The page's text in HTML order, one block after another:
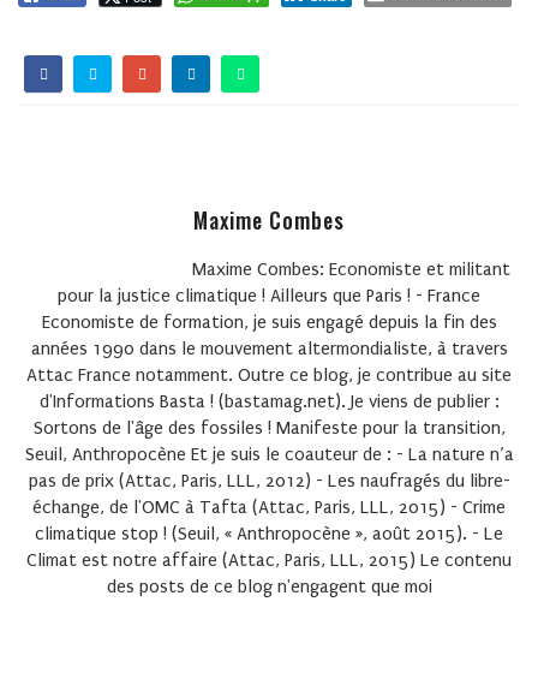
Maxime Combes
Maxime Combes: Economiste et militant
pour la justice climatique ! Ailleurs que Paris ! - France
Economiste de formation, je suis engagé depuis la fin des
années 1990 dans le mouvement altermondialiste, à travers
Attac France notamment. Outre ce blog, je contribue au site
d'Informations Basta ! (bastamag.net). Je viens de publier :
Sortons de l'âge des fossiles ! Manifeste pour la transition,
Seuil, Anthropocène Et je suis le coauteur de : - La nature n’a
pas de prix (Attac, Paris, LLL, 2012) - Les naufragés du libre-
échange, de l'OMC à Tafta (Attac, Paris, LLL, 2015) - Crime
climatique stop ! (Seuil, « Anthropocène », août 2015). - Le
Climat est notre affaire (Attac, Paris, LLL, 2015) Le contenu
des posts de ce blog n'engagent que moi